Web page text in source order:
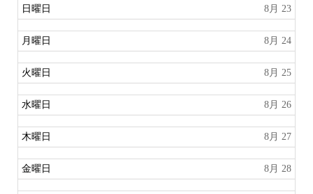
日曜日 8月 23
月曜日 8月 24
火曜日 8月 25
水曜日 8月 26
木曜日 8月 27
金曜日 8月 28